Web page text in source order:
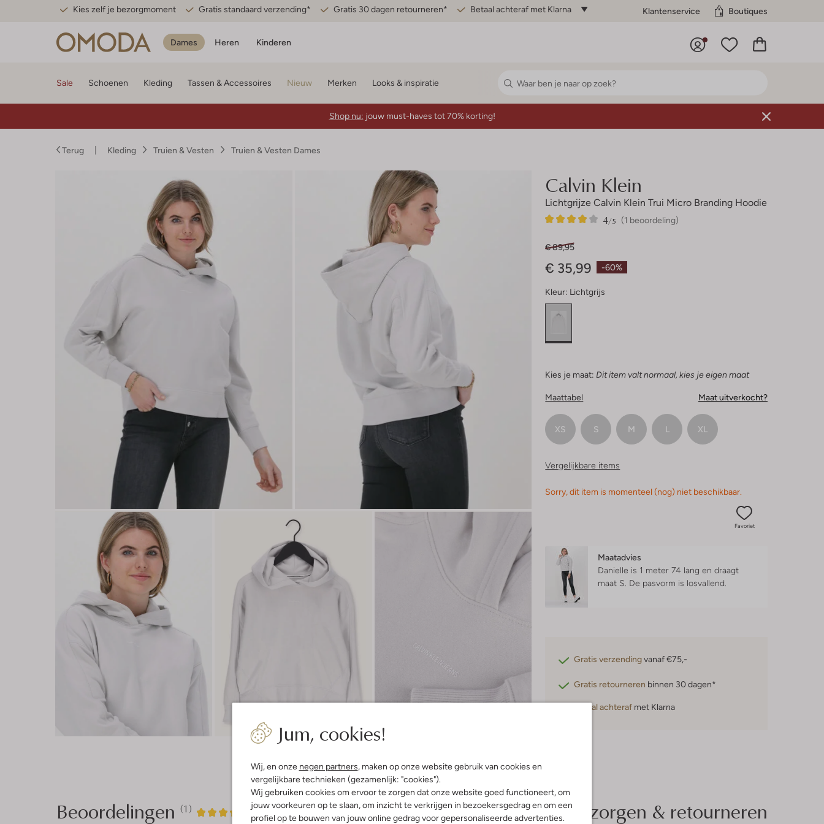
Kies zelf je bezorgmoment Gratis standaard verzending* Gratis 30 dagen retourneren* Betaal achteraf met Klarna Klantenservice Boutiques
Dames Heren Kinderen
Jum, cookies!
Wij, en onze negen partners, maken op onze website gebruik van cookies en
vergelijkbare technieken (gezamenlijk: "cookies").
Wij gebruiken cookies om ervoor te zorgen dat onze website goed functioneert, om
jouw voorkeuren op te slaan, om inzicht te verkrijgen in bezoekersgedrag en om een
profiel op te bouwen van jouw online gedrag voor gepersonaliseerde advertenties.
Sale Schoenen Kleding Tassen & Accessoires Nieuw Merken Looks & inspiratie
Shop nu: jouw must-haves tot 70% korting!
Terug Kleding Truien & Vesten Truien & Vesten Dames
Calvin Klein
Lichtgrijze Calvin Klein Trui Micro Branding Hoodie
(1 beoordeling)
4/5
1
4
-60%
€ 89,95
€ 35,99
Kleur: Lichtgrijs
Kies je maat: Dit item valt normaal, kies je eigen maat
Maattabel Maat uitverkocht?
XS S M L XL
Vergelijkbare items
Sorry, dit item is momenteel (nog) niet beschikbaar.
Favoriet
Maatadvies
Danielle is 1 meter 74 lang en draagt
maat S. De pasvorm is losvallend
Gratis verzendingvanaf €75,-
Gratis retourneren binnen 30 dagen*
Betaal achteraf met Klarna
Product informatie
Beoordelingen (1) 4/5
1
4
Bezorgen & retourneren